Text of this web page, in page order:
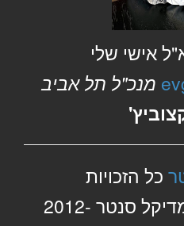
אישי שלי
מנכ"ל תל אביב
כל הזכויות
שמורות לתל אביב מדיקל סנטר 2012-